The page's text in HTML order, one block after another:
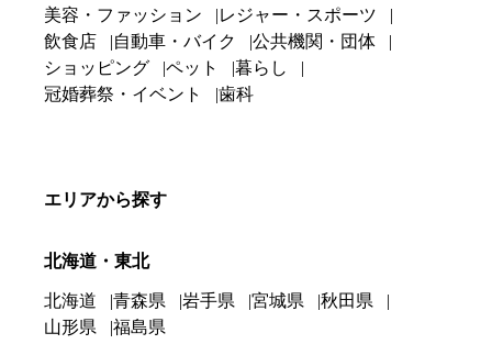
美容・ファッション
レジャー・スポーツ
飲食店
自動車・バイク
公共機関・団体
ショッピング
ペット
暮らし
冠婚葬祭・イベント
歯科
エリアから探す
北海道・東北
北海道 青森県 岩手県 宮城県
秋田県
山形県
福島県